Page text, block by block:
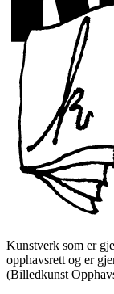
Kunstverk som er
opphavsrett og er
(Billedkunst